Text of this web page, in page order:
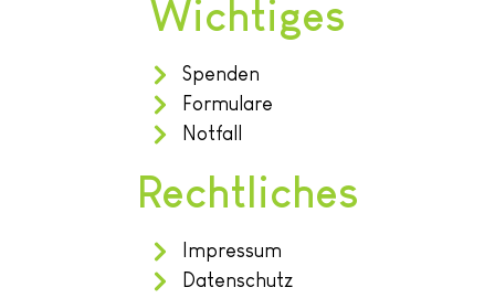
Wichtiges
Spenden
Formulare
Notfall
Rechtliches
Impressum
Datenschutz